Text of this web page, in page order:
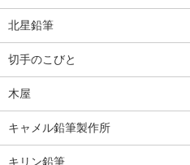
北星鉛筆
切手のこびと
木屋
キャメル鉛筆製作所
キリン鉛筆